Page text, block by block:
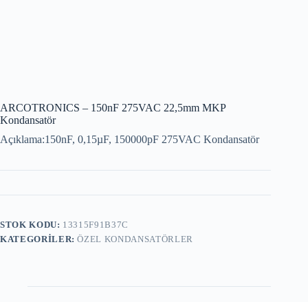
ARCOTRONICS – 150nF 275VAC 22,5mm MKP
Kondansatör
Açıklama:150nF, 0,15µF, 150000pF 275VAC Kondansatör
STOK KODU: 13315F91B37C
KATEGORILER:ÖZEL KONDANSATÖRLER